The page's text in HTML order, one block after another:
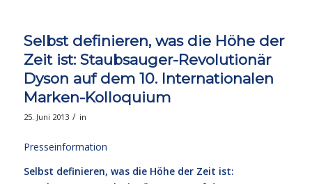
Selbst definieren, was die Höhe der
Zeit ist: Staubsauger-Revolutionär
Dyson auf dem 10. Internationalen
Marken-Kolloquium
25. Juni 2013 / in
Presseinformation
Selbst definieren, was die Höhe der Zeit ist: